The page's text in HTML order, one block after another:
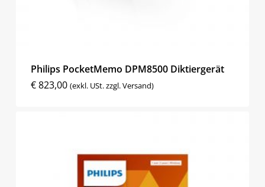
Philips PocketMemo DPM8500 Diktiergerät
€823,00 (exkl. USt. zzgl. Versand)